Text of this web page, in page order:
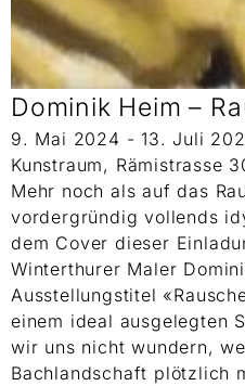
Dominik Heim –
9. Mai 2024 - 13. Juli
Kunstraum, Rämistrasse
Mehr noch als auf das
vordergründig vollends
dem Cover dieser
Winterthurer Maler
Ausstellungstitel
einem ideal ausgelegten
wir uns nicht wundern,
Bachlandschaft plötzlich